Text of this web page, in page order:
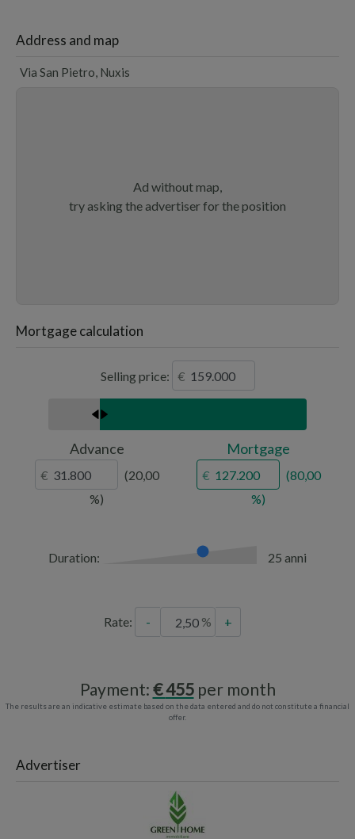
Address and map
Via San Pietro, Nuxis
Ad without map,
try asking the advertiser for the position
Mortgage calculation
Selling price:
Advance
20,00
Mortgage
80,00
Duration: 25 anni
Rate: - +
Payment: 455per month
The results are an indicative estimate based on the data entered and do not constitute a financial
offer.
Advertiser